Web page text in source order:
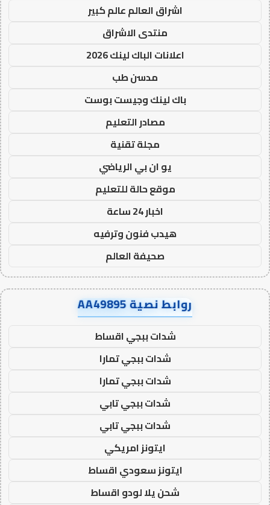
اشراق العالم عالم كبير
منتدى الاشراق
اعلانات الباك لينك 2026
مدسن طب
باك لينك وجيست بوست
مصادر التعليم
مجلة تقنية
يو ان بي الرياضي
موقع حالة للتعليم
اخبار 24 ساعة
هيدب فنون وترفيه
صحيفة العالم
روابط نصية AA49895
شدات ببجي اقساط
شدات ببجي تمارا
شدات ببجي تمارا
شدات ببجي تابي
شدات ببجي تابي
ايتونز امريكي
ايتونز سعودي اقساط
شحن يلا لودو اقساط